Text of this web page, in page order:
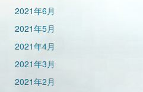
2021年6月
2021年5月
2021年4月
2021年3月
2021年2月